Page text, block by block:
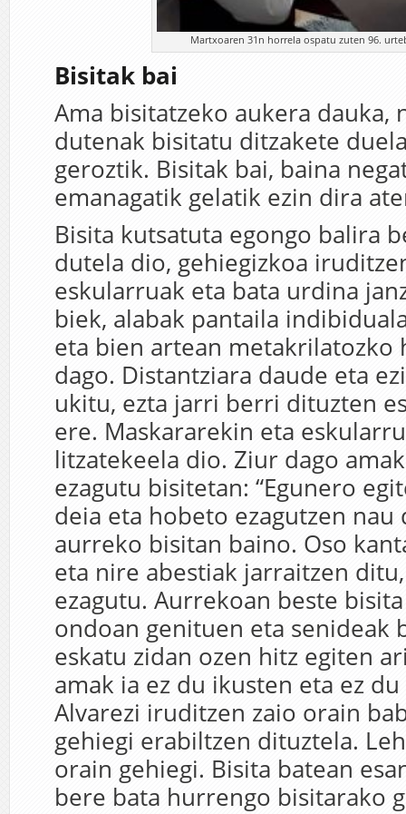
Martxoaren 31n horrela ospatu zuten 96.
Bisitak bai
Ama bisitatzeko aukera dauka,
dutenak bisitatu ditzakete
geroztik. Bisitak bai, baina
emanagatik gelatik ezin dira
Bisita kutsatuta egongo balira
dutela dio, gehiegizkoa
eskularruak eta bata urdina
biek, alabak pantaila
eta bien artean metakrilatozko
dago. Distantziara daude eta
ukitu, ezta jarri berri dituzten
ere. Maskararekin eta
litzatekeela dio. Ziur dago
ezagutu bisitetan: “Egunero
deia eta hobeto ezagutzen nau
aurreko bisitan baino. Oso
eta nire abestiak jarraitzen
ezagutu. Aurrekoan beste
ondoan genituen eta senideak
eskatu zidan ozen hitz egiten
amak ia ez du ikusten eta ez
Alvarezi iruditzen zaio orain
gehiegi erabiltzen dituztela.
orain gehiegi. Bisita batean
bere bata hurrengo bisitarako